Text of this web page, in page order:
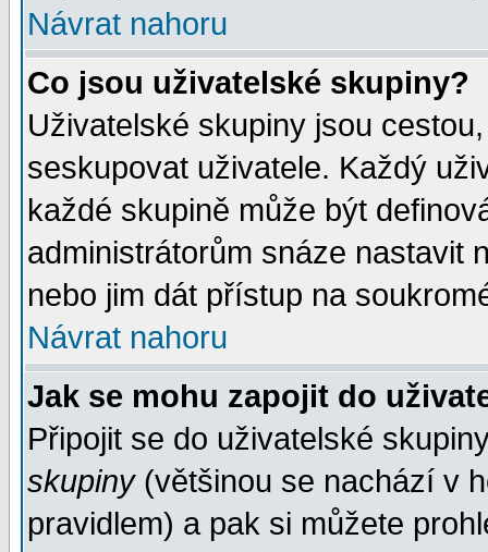
Návrat nahoru
Co jsou uživatelské skupiny?
Uživatelské skupiny jsou
seskupovat uživatele. Každý
každé skupině může být
administrátorům snáze nastavit
nebo jim dát přístup na
Návrat nahoru
Jak se mohu zapojit do
Připojit se do uživatelské
skupiny(většinou se nachází v
pravidlem) a pak si můžete